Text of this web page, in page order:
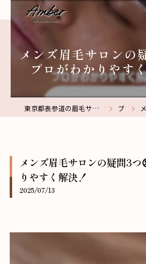
メンズ眉毛サロンの
プロがわかりやす
東京都表参道の眉毛サロンなら【メンズ眉毛サロン】Amber表参道 ブログ メ
メンズ眉毛サロンの疑問3つ
りやすく解決！
2025/07/13